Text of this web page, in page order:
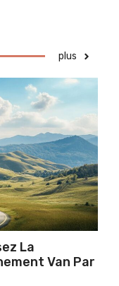
plus
La
Van Par